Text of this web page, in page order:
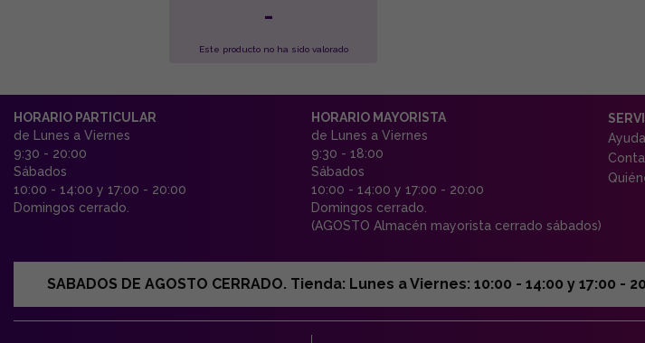
-
Este producto no ha sido valorado
HORARIO PARTICULAR
de Lunes a Viernes
9:30 - 20:00
Sábados
10:00 - 14:00 y 17:00 - 20:00
Domingos cerrado.
HORARIO MAYORISTA
de Lunes a Viernes
9:30 - 18:00
Sábados
10:00 - 14:00 y 17:00 - 20:00
Domingos cerrado.
(AGOSTO Almacén mayorista cerrado sábados)
SABADOS DE AGOSTO CERRADO. Tienda: Lunes a Viernes: 10:00 - 14:00 y 17:00 -